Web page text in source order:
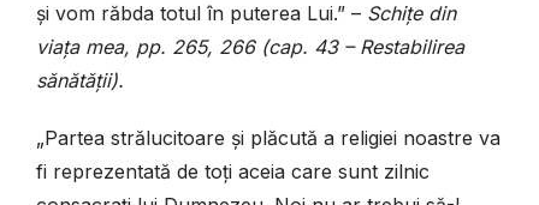
și vom răbda totul în puterea Lui.” – Schițe din
viața mea, pp. 265, 266 (cap. 43 – Restabilirea
sănătății).
„Partea strălucitoare și plăcută a religiei noastre va
fi reprezentată de toți aceia care sunt zilnic